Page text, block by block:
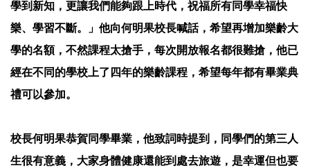
學到新知，更讓我們能夠跟上時代，祝福所有同學幸福快
樂、學習不斷。」他向何明果校長喊話，希望再增加樂齡大
學的名額，不然課程太搶手，每次開放報名都很難搶，他已
經在不同的學校上了四年的樂齡課程，希望每年都有畢業典
禮可以參加。
校長何明果恭賀同學畢業，他致詞時提到，同學們的第三人
生很有意義，大家身體健康還能到處去旅遊，是幸運但也要